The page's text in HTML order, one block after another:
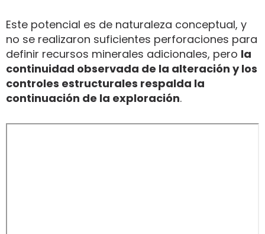
Este potencial es de naturaleza conceptual, y
no se realizaron suficientes perforaciones para
definir recursos minerales adicionales, pero la
continuidad observada de la alteración y los
controles estructurales respalda la
continuación de la exploración.